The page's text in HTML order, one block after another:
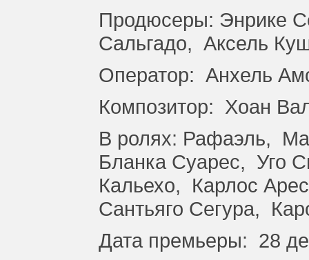
Продюсеры: Энрике
Сальгадо, Аксель
Оператор: Анхель
Композитор: Хоан
В ролях: Рафаэль,
Бланка Суарес, Уго
Кальехо, Карлос
Сантьяго Сегура,
Дата премьеры: 28